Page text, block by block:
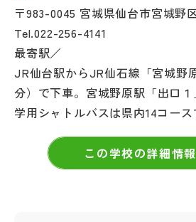
〒983-0045 宮城県仙台市宮城野
Tel.022-256-4141
最寄駅／
JR仙台駅からJR仙石線「宮城野
分）で下車。宮城野原駅「出口
学用シャトルバスは県内14コース
この学校の詳細情